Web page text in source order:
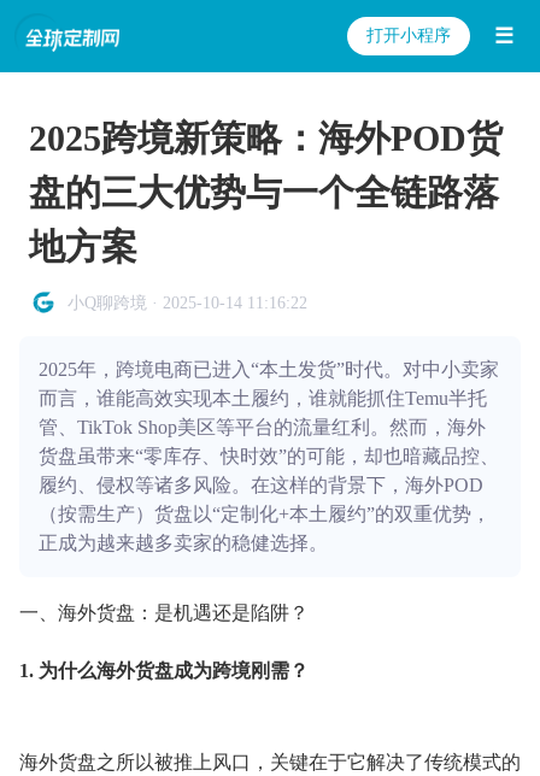
打开小程序 ☰
2025跨境新策略：海外POD货
盘的三大优势与一个全链路落
地方案
小Q聊跨境 · 2025-10-14 11:16:22
2025年，跨境电商已进入“本土发货”时代。对中小卖家
而言，谁能高效实现本土履约，谁就能抓住Temu半托
管、TikTok Shop美区等平台的流量红利。然而，海外
货盘虽带来“零库存、快时效”的可能，却也暗藏品控、
履约、侵权等诸多风险。在这样的背景下，海外POD
（按需生产）货盘以“定制化+本土履约”的双重优势，
正成为越来越多卖家的稳健选择。
一、海外货盘：是机遇还是陷阱？
1. 为什么海外货盘成为跨境刚需？
海外货盘之所以被推上风口，关键在于它解决了传统模式的